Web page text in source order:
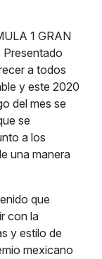
1 GRAN
Presentado
a todos
y este 2020
del mes se
se
a los
una manera
que
con la
y estilo de
mexicano